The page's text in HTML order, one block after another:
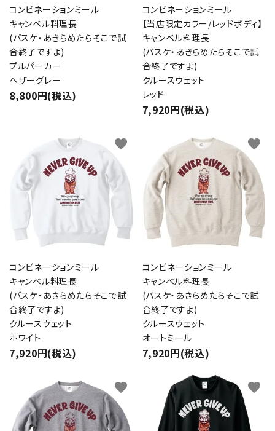
コンビネーションミール
キャンベル料理長
(バスケ・あきらめたらそこで試
合終了ですよ)
プルパーカー
ヘザーグレー
8,800円(税込)
コンビネーションミール
【当店限定カラー/レッドボディ】
キャンベル料理長
(バスケ・あきらめたらそこで試
合終了ですよ)
クルースウェット
レッド
7,920円(税込)
コンビネーションミール
キャンベル料理長
(バスケ・あきらめたらそこで試
合終了ですよ)
クルースウェット
ホワイト
7,920円(税込)
favorite
コンビネーションミール
キャンベル料理長
(バスケ・あきらめたらそこで試
合終了ですよ)
クルースウェット
オートミール
7,920円(税込)
favorite
favorite favorite